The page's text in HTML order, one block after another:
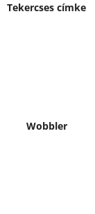
Tekercses címke
Wobbler